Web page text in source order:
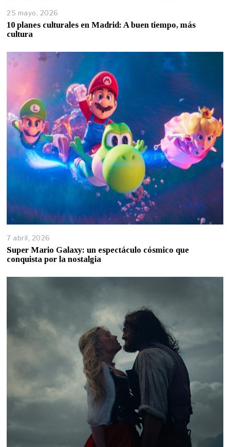
25 mayo, 2026
10 planes culturales en Madrid: A buen tiempo, más
cultura
7 abril, 2026
Super Mario Galaxy: un espectáculo cósmico que
conquista por la nostalgia